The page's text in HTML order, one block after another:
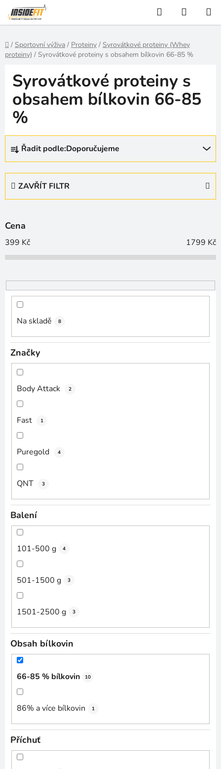
Přejít
na
obsah
Hledat
KOŠÍK
Domů
/ Sportovní výživa / Proteiny / Syrovátkové proteiny (Whey
proteiny) / Syrovátkové proteiny s obsahem bílkovin 66-85 %
Syrovátkové proteiny s
obsahem bílkovin 66-85
%
z
p
r
o
d
k
t
Řadit podle:Doporučujeme
ZAVŘÍT FILTR
Cena
399 Kč 1799 Kč
Na skladě 8
Značky
Body Attack 2
Fast 1
Puregold 4
QNT 3
Balení
101-500 g 4
501-1500 g 3
1501-2500 g 3
Obsah bílkovin
66-85 % bílkovin 10
86% a více bílkovin 1
Příchuť